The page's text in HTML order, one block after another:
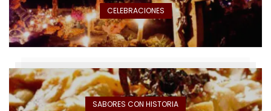
CELEBRACIONES
SABORES CON HISTORIA